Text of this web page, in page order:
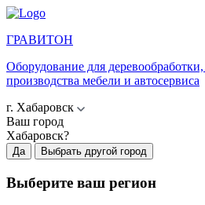
ГРАВИТОН
Оборудование для
производства мебели и автосервиса
г. Хабаровск
Ваш город
Хабаровск?
Да Выбрать другой город
Выберите ваш регион